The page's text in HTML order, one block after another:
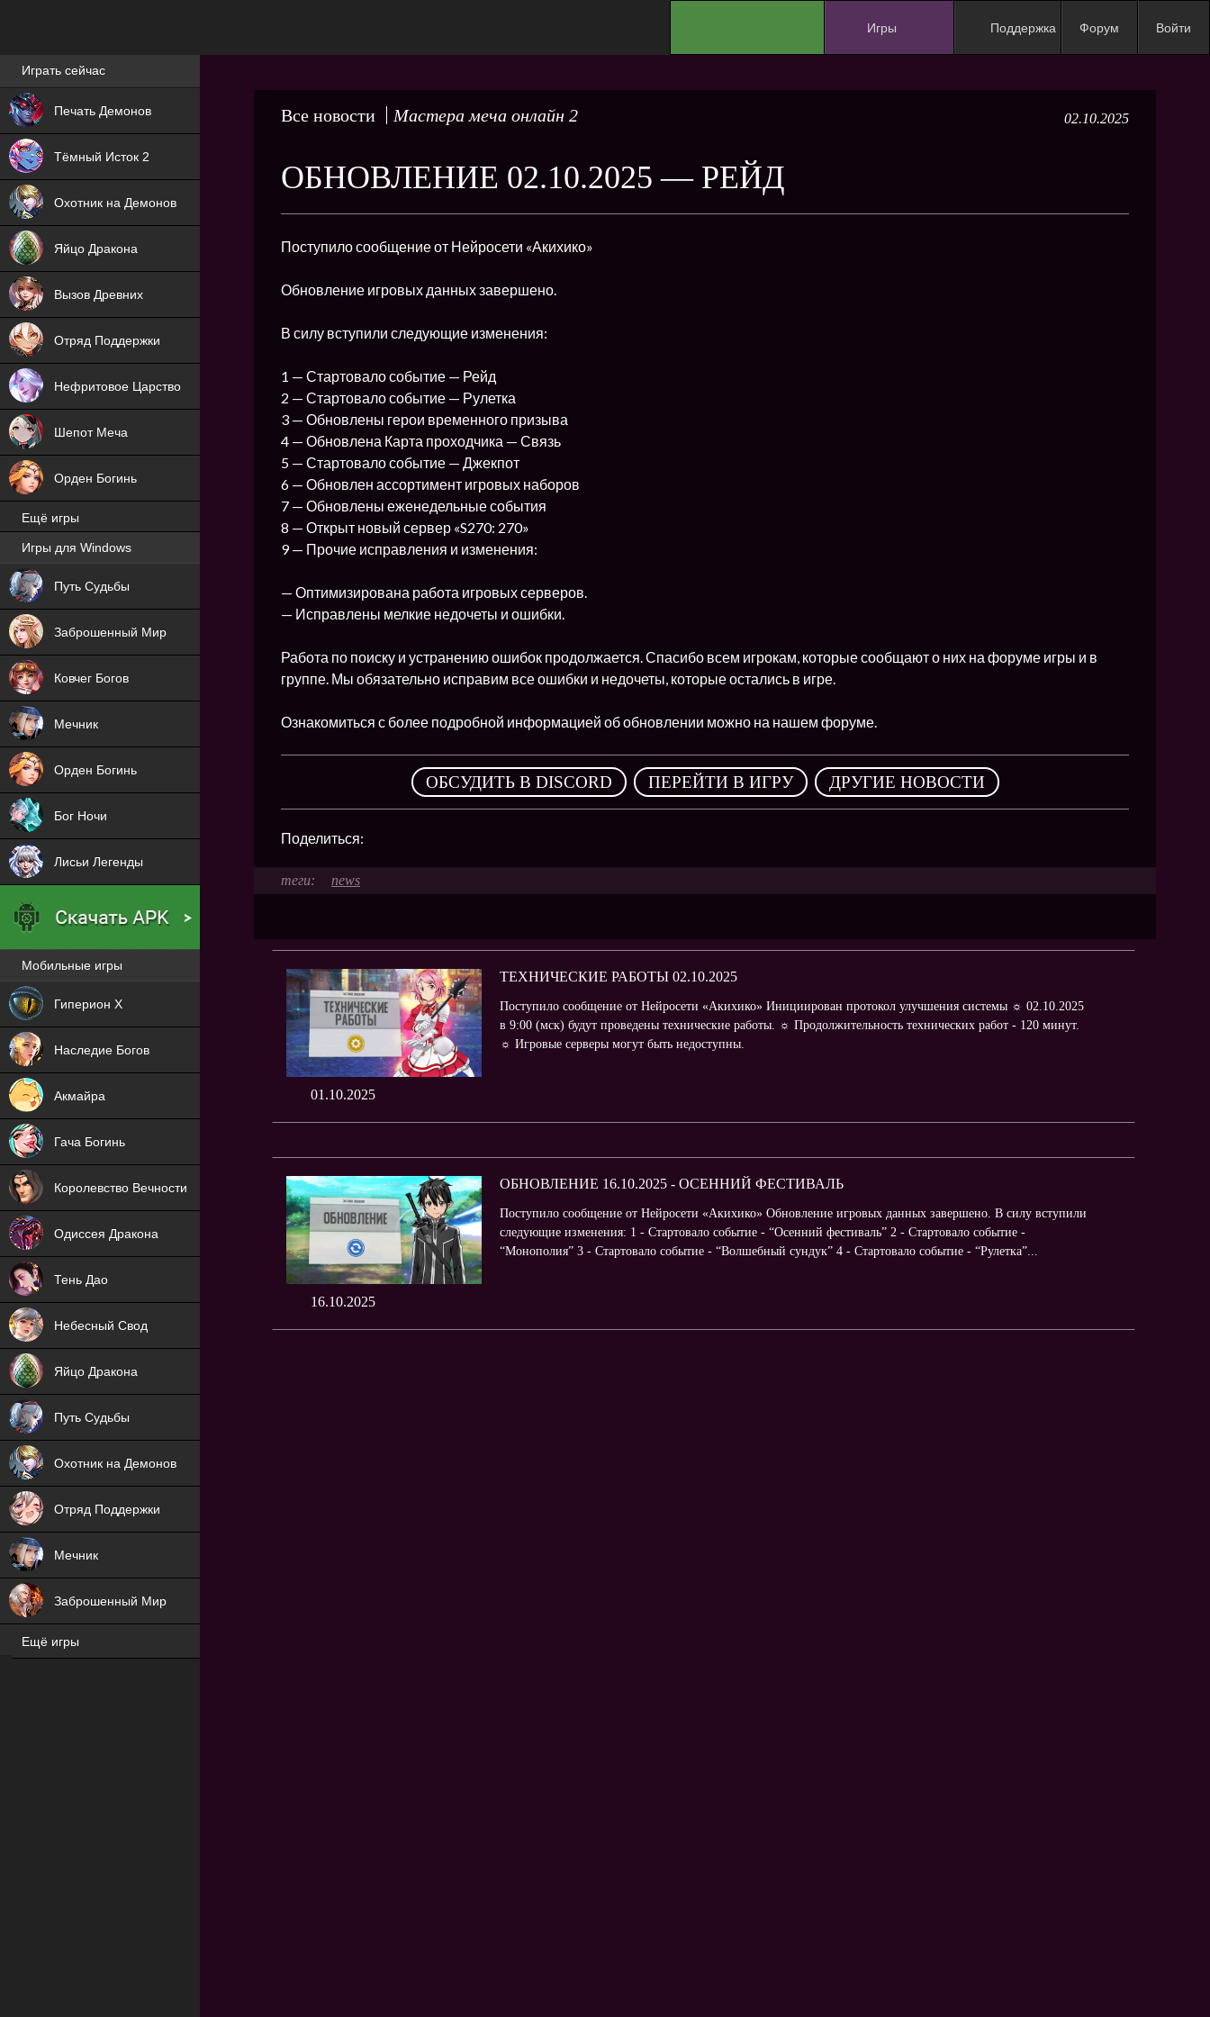
Игры Поддержка Форум Войти
Все новости Мастера меча онлайн 2 02.10.2025
ОБНОВЛЕНИЕ 02.10.2025 — РЕЙД
Поступило сообщение от Нейросети «Акихико»
Обновление игровых данных завершено.
В силу вступили следующие изменения:
1 — Стартовало событие — Рейд
2 — Стартовало событие — Рулетка
3 — Обновлены герои временного призыва
4 — Обновлена Карта проходчика — Связь
5 — Стартовало событие — Джекпот
6 — Обновлен ассортимент игровых наборов
7 — Обновлены еженедельные события
8 — Открыт новый сервер «S270: 270»
9 — Прочие исправления и изменения:
— Оптимизирована работа игровых серверов.
— Исправлены мелкие недочеты и ошибки.
Работа по поиску и устранению ошибок продолжается. Спасибо всем игрокам, которые сообщают о них на форуме игры и в
группе. Мы обязательно исправим все ошибки и недочеты, которые остались в игре.
Ознакомиться с более подробной информацией об обновлении можно на нашем форуме.
ОБСУДИТЬ В DISCORD , ПЕРЕЙТИ В ИГРУ , ДРУГИЕ НОВОСТИ
Поделиться:
news
01.10.2025
ТЕХНИЧЕСКИЕ РАБОТЫ 02.10.2025
Поступило сообщение от Нейросети «Акихико» Инициирован протокол улучшения системы ☼ 02.10.2025
в 9:00 (мск) будут проведены технические работы. ☼ Продолжительность технических работ - 120 минут.
☼ Игровые серверы могут быть недоступны.
16.10.2025
ОБНОВЛЕНИЕ 16.10.2025 - ОСЕННИЙ ФЕСТИВАЛЬ
Поступило сообщение от Нейросети «Акихико» Обновление игровых данных завершено. В силу вступили
следующие изменения: 1 - Стартовало событие - “Осенний фестиваль” 2 - Стартовало событие -
“Монополия” 3 - Стартовало событие - “Волшебный сундук” 4 - Стартовало событие - “Рулетка”...
Лучшие игры онлайн
Играть сейчас
Печать Демонов
NEW
Тёмный Исток 2
NEW
Охотник на Демонов
ХИТ
Яйцо Дракона
NEW
Вызов Древних
ХИТ
Отряд Поддержки
ХИТ
Нефритовое Царство
Шепот Меча
Орден Богинь
Ещё игры
Игры для Windows
Путь Судьбы
Заброшенный Мир
NEW
Ковчег Богов
Мечник
Орден Богинь
Бог Ночи
Лисьи Легенды
Мобильные игры
Гиперион Х
Наследие Богов
NEW
Акмайра
NEW
Гача Богинь
NEW
Королевство Вечности
NEW
Одиссея Дракона
NEW
Тень Дао
NEW
Небесный Свод
NEW
Яйцо Дракона
NEW
Путь Судьбы
NEW
Охотник на Демонов
ХИТ
Отряд Поддержки
ХИТ
Мечник
Заброшенный Мир
NEW
Ещё игры